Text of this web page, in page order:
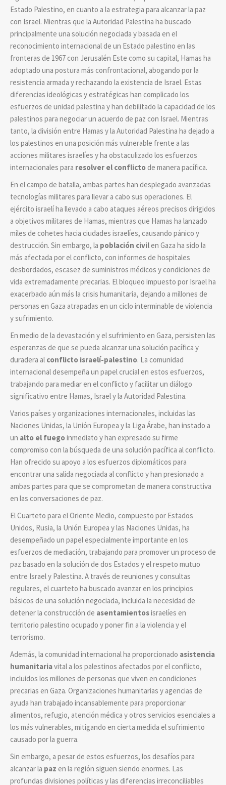
Estado Palestino, en cuanto a la estrategia para alcanzar la paz
con Israel. Mientras que la Autoridad Palestina ha buscado
principalmente una solución negociada y basada en el
reconocimiento internacional de un Estado palestino en las
fronteras de 1967 con Jerusalén Este como su capital, Hamas ha
adoptado una postura más confrontacional, abogando por la
resistencia armada y rechazando la existencia de Israel. Estas
diferencias ideológicas y estratégicas han complicado los
esfuerzos de unidad palestina y han debilitado la capacidad de los
palestinos para negociar un acuerdo de paz con Israel. Mientras
tanto, la división entre Hamas y la Autoridad Palestina ha dejado a
los palestinos en una posición más vulnerable frente a las
acciones militares israelíes y ha obstaculizado los esfuerzos
internacionales para resolver el conflictode manera pacífica.
En el campo de batalla, ambas partes han desplegado avanzadas
tecnologías militares para llevar a cabo sus operaciones. El
ejército israelí ha llevado a cabo ataques aéreos precisos dirigidos
a objetivos militares de Hamas, mientras que Hamas ha lanzado
miles de cohetes hacia ciudades israelíes, causando pánico y
destrucción. Sin embargo, la población civilen Gaza ha sido la
más afectada por el conflicto, con informes de hospitales
desbordados, escasez de suministros médicos y condiciones de
vida extremadamente precarias. El bloqueo impuesto por Israel ha
exacerbado aún más la crisis humanitaria, dejando a millones de
personas en Gaza atrapadas en un ciclo interminable de violencia
y sufrimiento.
En medio de la devastación y el sufrimiento en Gaza, persisten las
esperanzas de que se pueda alcanzar una solución pacífica y
duradera al conflicto israelí-palestino. La comunidad
internacional desempeña un papel crucial en estos esfuerzos,
trabajando para mediar en el conflicto y facilitar un diálogo
significativo entre Hamas, Israel y la Autoridad Palestina.
Varios países y organizaciones internacionales, incluidas las
Naciones Unidas, la Unión Europea y la Liga Árabe, han instado a
un alto el fuegoinmediato y han expresado su firme
compromiso con la búsqueda de una solución pacífica al conflicto.
Han ofrecido su apoyo a los esfuerzos diplomáticos para
encontrar una salida negociada al conflicto y han presionado a
ambas partes para que se comprometan de manera constructiva
en las conversaciones de paz.
El Cuarteto para el Oriente Medio, compuesto por Estados
Unidos, Rusia, la Unión Europea y las Naciones Unidas, ha
desempeñado un papel especialmente importante en los
esfuerzos de mediación, trabajando para promover un proceso de
paz basado en la solución de dos Estados y el respeto mutuo
entre Israel y Palestina. A través de reuniones y consultas
regulares, el cuarteto ha buscado avanzar en los principios
básicos de una solución negociada, incluida la necesidad de
detener la construcción de asentamientosisraelíes en
territorio palestino ocupado y poner fin a la violencia y el
terrorismo.
Además, la comunidad internacional ha proporcionado asistencia
humanitariavital a los palestinos afectados por el conflicto,
incluidos los millones de personas que viven en condiciones
precarias en Gaza. Organizaciones humanitarias y agencias de
ayuda han trabajado incansablemente para proporcionar
alimentos, refugio, atención médica y otros servicios esenciales a
los más vulnerables, mitigando en cierta medida el sufrimiento
causado por la guerra.
Sin embargo, a pesar de estos esfuerzos, los desafíos para
alcanzar la paz en la región siguen siendo enormes. Las
profundas divisiones políticas y las diferencias irreconciliables